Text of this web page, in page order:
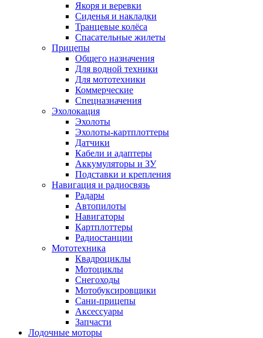
Якоря и веревки
Сиденья и накладки
Транцевые колёса
Спасательные жилеты
Прицепы
Общего назначения
Для водной техники
Для мототехники
Коммерческие
Спецназначения
Эхолокация
Эхолоты
Эхолоты-картплоттеры
Датчики
Кабели и адаптеры
Аккумуляторы и ЗУ
Подставки и крепления
Навигация и радиосвязь
Радары
Автопилоты
Навигаторы
Картплоттеры
Радиостанции
Мототехника
Квадроциклы
Мотоциклы
Снегоходы
Мотобуксировщики
Сани-прицепы
Аксессуары
Запчасти
Лодочные моторы